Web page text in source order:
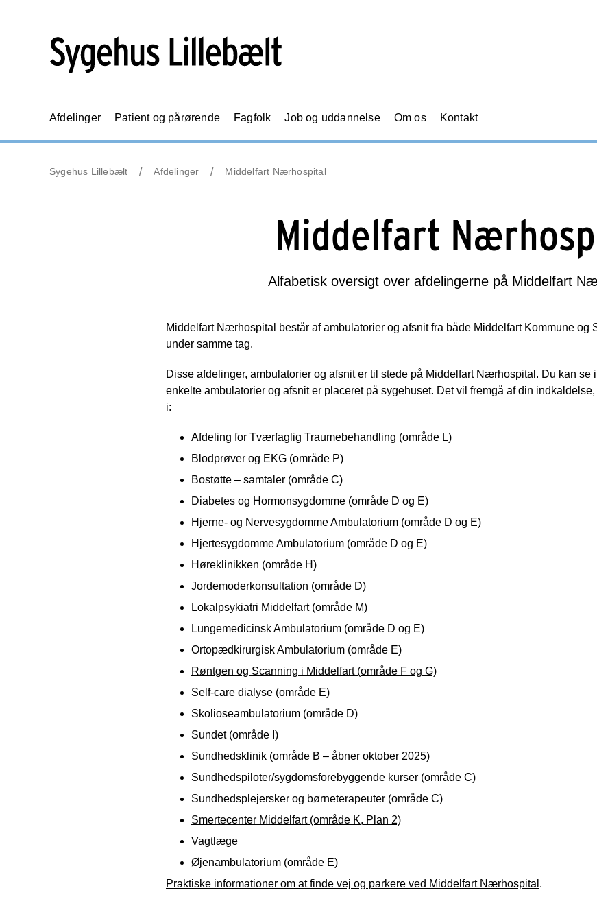
Afdelinger Patient og pårørende Fagfolk Job og uddannelse Om os Kontakt
Sygehus Lillebælt Afdelinger Middelfart Nærhospital
Middelfart
Alfabetisk oversigt over afdelingerne på Middelfart
Middelfart Nærhospital består af ambulatorier og afsnit fra både Middelfart Kommune
under samme tag.
Disse afdelinger, ambulatorier og afsnit er til stede på Middelfart Nærhospital. Du kan se
enkelte ambulatorier og afsnit er placeret på sygehuset. Det vil fremgå af din
i:
Afdeling for Tværfaglig Traumebehandling (område L)
Blodprøver og EKG (område P)
Bostøtte – samtaler (område C)
Diabetes og Hormonsygdomme (område D og E)
Hjerne- og Nervesygdomme Ambulatorium (område D og E)
Hjertesygdomme Ambulatorium (område D og E)
Høreklinikken (område H)
Jordemoderkonsultation (område D)
Lokalpsykiatri Middelfart (område M)
Lungemedicinsk Ambulatorium (område D og E)
Ortopædkirurgisk Ambulatorium (område E)
Røntgen og Scanning i Middelfart (område F og G)
Self-care dialyse (område E)
Skolioseambulatorium (område D)
Sundet (område I)
Sundhedsklinik (område B – åbner oktober 2025)
Sundhedspiloter/sygdomsforebyggende kurser (område C)
Sundhedsplejersker og børneterapeuter (område C)
Smertecenter Middelfart (område K, Plan 2)
Vagtlæge
Øjenambulatorium (område E)
Praktiske informationer om at finde vej og parkere ved Middelfart Nærhospital .